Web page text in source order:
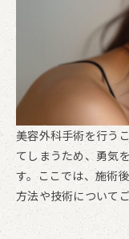
美容外科手術を行う
てしまうため、勇気
す。ここでは、施術
方法や技術について